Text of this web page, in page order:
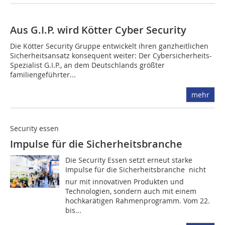
Aus G.I.P. wird Kötter Cyber Security
Die Kötter Security Gruppe entwickelt ihren ganzheitlichen
Sicherheitsansatz konsequent weiter: Der Cybersicherheits-
Spezialist G.I.P., an dem Deutschlands größter
familiengeführter...
mehr
Security essen
Impulse für die Sicherheitsbranche
Die Security Essen setzt erneut starke
Impulse für die Sicherheitsbranche  nicht
nur mit innovativen Produkten und
Technologien, sondern auch mit einem
hochkarätigen Rahmenprogramm. Vom 22.
bis...